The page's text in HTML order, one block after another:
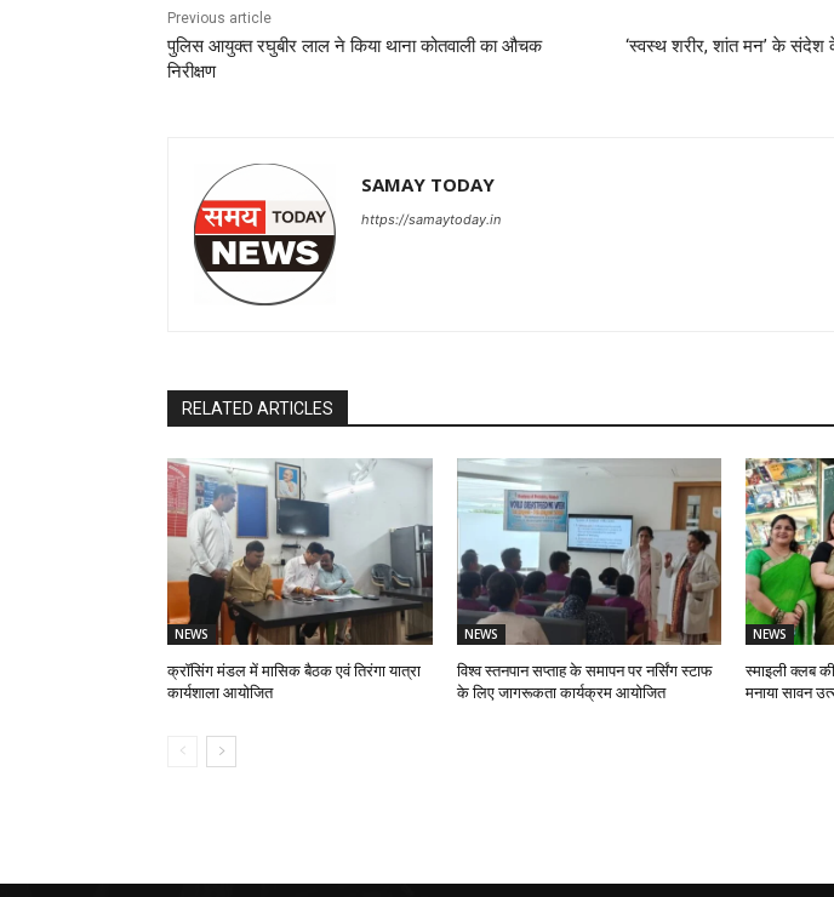
Previous article
पुलिस आयुक्त रघुबीर लाल ने किया थाना कोतवाली का औचक
निरीक्षण
‘स्वस्थ शरीर, शांत मन’ के संदेश
SAMAY TODAY
https://samaytoday.in
RELATED ARTICLES
NEWS
क्रॉसिंग मंडल में मासिक बैठक एवं तिरंगा यात्रा
कार्यशाला आयोजित
NEWS
विश्व स्तनपान सप्ताह के समापन पर नर्सिंग स्टाफ
के लिए जागरूकता कार्यक्रम आयोजित
NEWS
स्माइली क्लब
मनाया सावन